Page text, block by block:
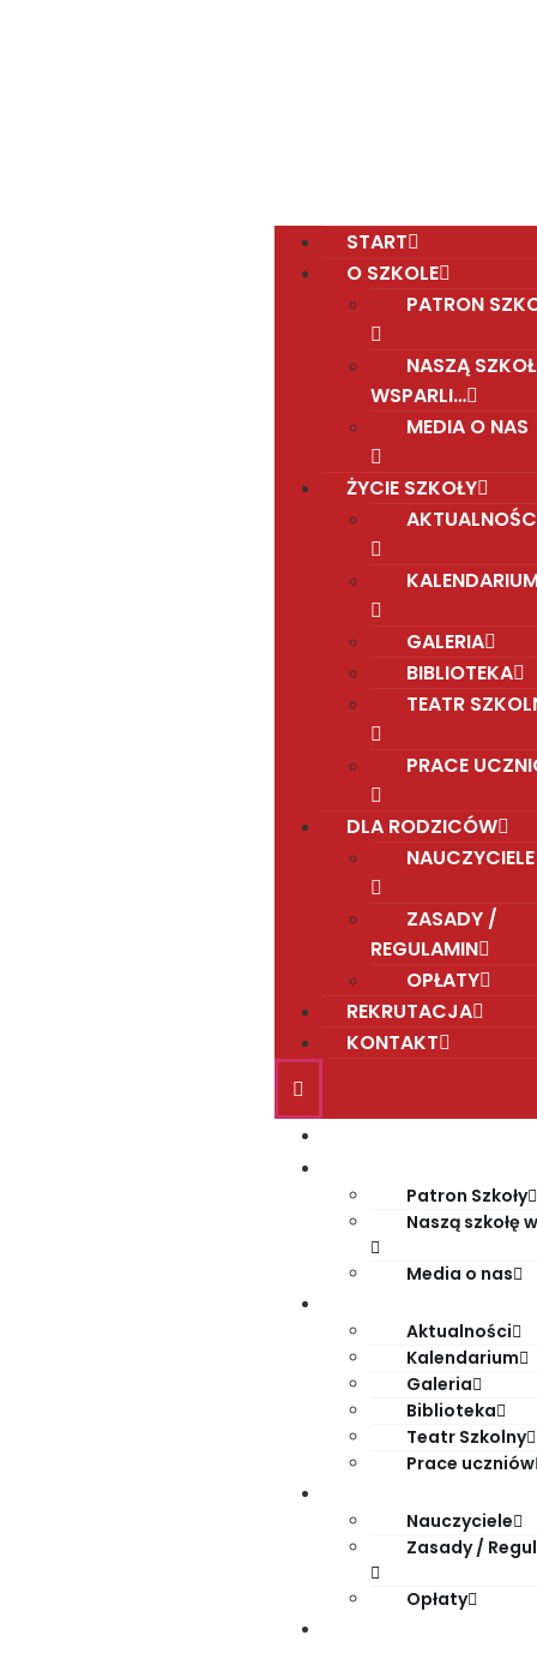
START
O SZKOLE
PATRON
NASZĄ
WSPARLI…
MEDIA O NAS
ŻYCIE SZKOŁY
GALERIA
BIBLIOTEKA
TEATR
PRACE
DLA RODZICÓW
NAUCZYCIELE
ZASADY /
REGULAMIN
OPŁATY
REKRUTACJA
KONTAKT
Patron Szkoły
Naszą szkołę
Media o nas
Aktualności
Kalendarium
Galeria
Biblioteka
Teatr Szkolny
Prace uczniów
Nauczyciele
Zasady /
Opłaty